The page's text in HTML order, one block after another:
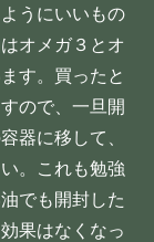
うにいいもの
オメガ３とオ
す。買ったと
ので、一旦開
器に移して、
。これも勉強
でも開封した
果はなくなっ